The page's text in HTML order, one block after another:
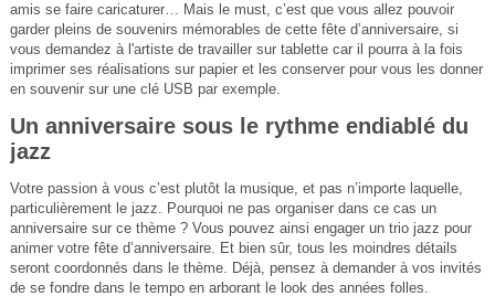
amis se faire caricaturer… Mais le must, c’est que vous allez pouvoir
garder pleins de souvenirs mémorables de cette fête d’anniversaire, si
vous demandez à l'artiste de travailler sur tablette car il pourra à la fois
imprimer ses réalisations sur papier et les conserver pour vous les donner
en souvenir sur une clé USB par exemple.
Un anniversaire sous le rythme endiablé du
jazz
Votre passion à vous c’est plutôt la musique, et pas n’importe laquelle,
particulièrement le jazz. Pourquoi ne pas organiser dans ce cas un
anniversaire sur ce thème ? Vous pouvez ainsi engager un trio jazz pour
animer votre fête d’anniversaire. Et bien sûr, tous les moindres détails
seront coordonnés dans le thème. Déjà, pensez à demander à vos invités
de se fondre dans le tempo en arborant le look des années folles.